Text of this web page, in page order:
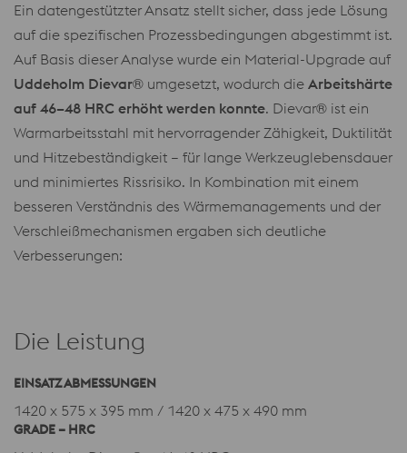
Ein datengestützter Ansatz stellt sicher, dass jede Lösung
auf die spezifischen Prozessbedingungen abgestimmt ist.
Auf Basis dieser Analyse wurde ein Material-Upgrade auf
Uddeholm Dievar® umgesetzt, wodurch die Arbeitshärte
auf 46–48 HRC erhöht werden konnte. Dievar® ist ein
Warmarbeitsstahl mit hervorragender Zähigkeit, Duktilität
und Hitzebeständigkeit – für lange Werkzeuglebensdauer
und minimiertes Rissrisiko. In Kombination mit einem
besseren Verständnis des Wärmemanagements und der
Verschleißmechanismen ergaben sich deutliche
Verbesserungen:
Die Leistung
EINSATZ ABMESSUNGEN
1420 x 575 x 395 mm / 1420 x 475 x 490 mm
GRADE – HRC